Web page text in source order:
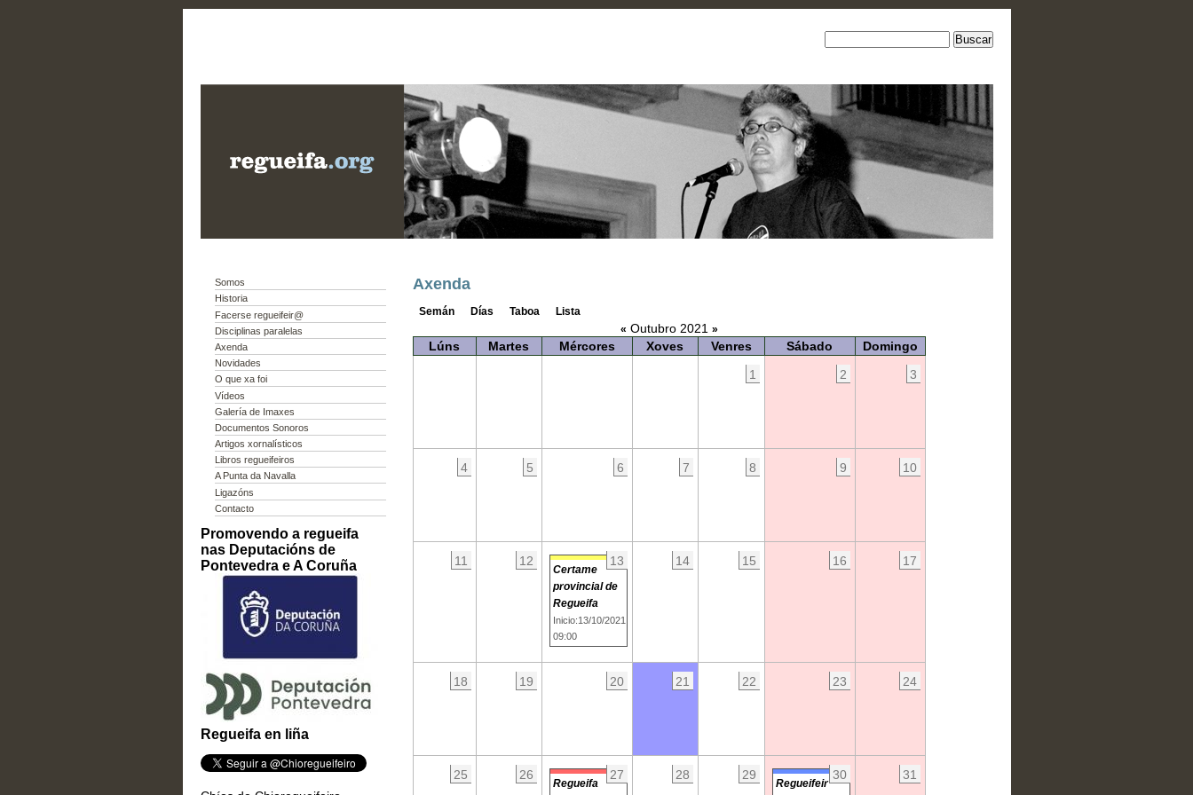
Somos
Historia
Facerse regueifeir@
Disciplinas paralelas
Axenda
Novidades
O que xa foi
Vídeos
Galería de Imaxes
Documentos Sonoros
Artigos xornalísticos
Libros regueifeiros
A Punta da Navalla
Ligazóns
Contacto
Promovendo a regueifa
nas Deputacións de
Pontevedra e A Coruña
Regueifa en liña
Axenda
Semán Días Taboa
Lista
« Outubro 2021 »
Lúns Martes Mércores Xoves Venres Sábado
Domingo
1
2 3
4 5 6 7 8 9 10
11 12 13
Certame
provincial de
Regueifa
Inicio:13/10/2021
09:00
14 15 16 17
18 19 20 21 22 23 24
25 26 27
Regueifa
28 29 30
Regueifeir
31